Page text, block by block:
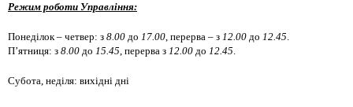
Режим роботи Управління:
Понеділок – четвер: з 8.00 до 17.00, перерва – з 12.00 до 12.45.
П’ятниця: з 8.00 до 15.45, перерва з 12.00 до 12.45.
Субота, неділя: вихідні дні